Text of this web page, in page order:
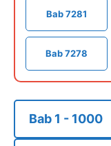
Bab 7281
Bab 7278
Bab 1 - 1000